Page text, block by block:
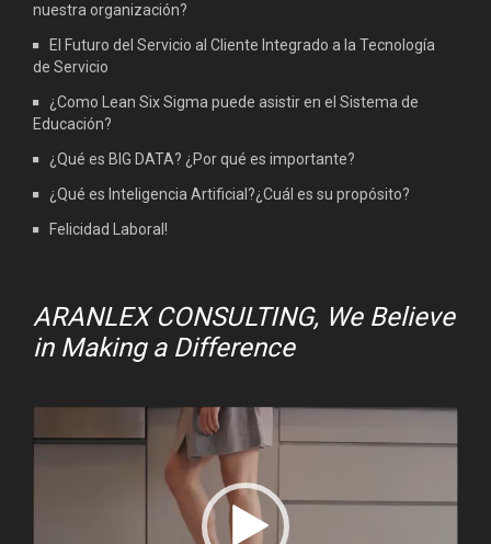
nuestra organización?
El Futuro del Servicio al Cliente Integrado a la Tecnología
de Servicio
¿Como Lean Six Sigma puede asistir en el Sistema de
Educación?
¿Qué es BIG DATA? ¿Por qué es importante?
¿Qué es Inteligencia Artificial?¿Cuál es su propósito?
Felicidad Laboral!
ARANLEX CONSULTING, We Believe
in Making a Difference
Player